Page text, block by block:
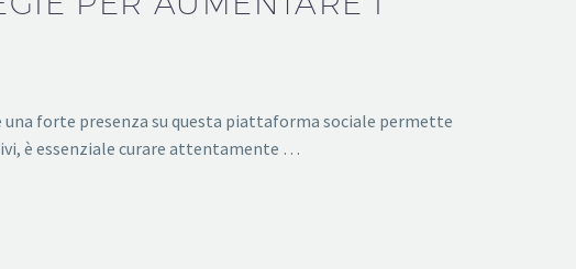
una forte presenza su questa piattaforma sociale permette
è essenziale curare attentamente …